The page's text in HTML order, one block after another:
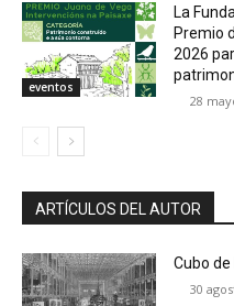
eventos
La
Premio
2026
28
ARTÍCULOS DEL AUTOR
Cubo
30